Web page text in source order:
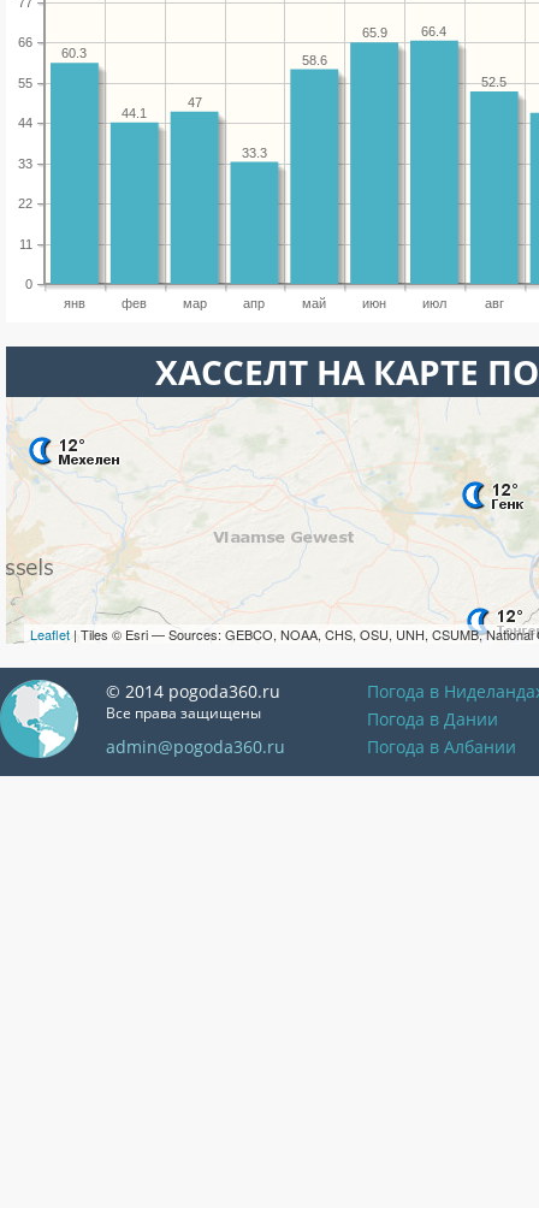
янв фев мар апр май июн июл авг
0
11
22
33
44
55
66
52.5
66.4
65.9
58.6
33.3
47
44.1
60.3
ХАССЕЛТ НА КАРТЕ
Leaflet | Tiles © Esri — Sources: GEBCO, NOAA, CHS, OSU, UNH, CSUMB, National
© 2014 pogoda360.ru
Все права защищены
admin@pogoda360.ru
Погода в
Погода в Дании
Погода в Албании